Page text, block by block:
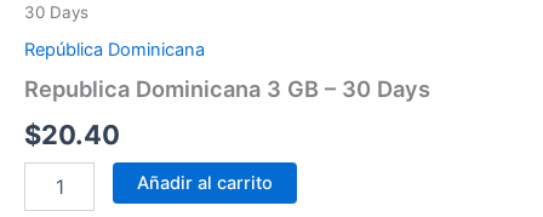
30 Days
República Dominicana
Republica Dominicana 3 GB – 30 Days
$20.40
Añadir al carrito